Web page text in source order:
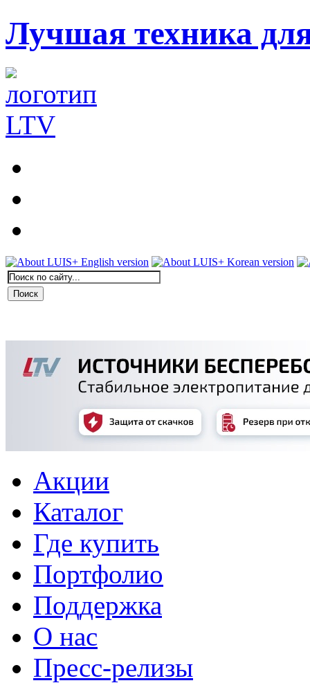
Лучшая техника
Акции
Каталог
Где купить
Портфолио
Поддержка
О нас
Пресс-релизы